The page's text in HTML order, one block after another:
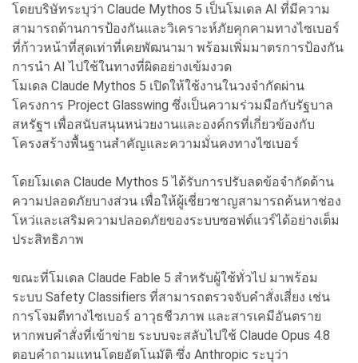
โดยบริษัทระบุว่า Claude Mythos 5 เป็นโมเดล AI ที่มีความ
สามารถด้านการป้องกันและวิเคราะห์ภัยคุกคามทางไซเบอร์
ที่ก้าวหน้าที่สุดเท่าที่เคยพัฒนามา พร้อมเพิ่มมาตรการป้องกัน
การนำ AI ไปใช้ในทางที่ผิดอย่างเข้มงวด
โมเดล Claude Mythos 5 เปิดให้ใช้งานในวงจำกัดผ่าน
โครงการ Project Glasswing ซึ่งเป็นความร่วมมือกับรัฐบาล
สหรัฐฯ เพื่อสนับสนุนหน่วยงานและองค์กรที่เกี่ยวข้องกับ
โครงสร้างพื้นฐานสำคัญและความมั่นคงทางไซเบอร์
โดยโมเดล Claude Mythos 5 ได้รับการปรับลดข้อจำกัดด้าน
ความปลอดภัยบางส่วน เพื่อให้ผู้เชี่ยวชาญสามารถค้นหาช่อง
โหว่และเสริมความปลอดภัยของระบบซอฟต์แวร์ได้อย่างเต็ม
ประสิทธิภาพ
ขณะที่โมเดล Claude Fable 5 สำหรับผู้ใช้ทั่วไป มาพร้อม
ระบบ Safety Classifiers ที่สามารถตรวจจับคำสั่งเสี่ยง เช่น
การโจมตีทางไซเบอร์ อาวุธชีวภาพ และสารเคมีอันตราย
หากพบคำสั่งที่เข้าข่าย ระบบจะสลับไปใช้ Claude Opus 4.8
ตอบคำถามแทนโดยอัตโนมัติ ซึ่ง Anthropic ระบุว่า